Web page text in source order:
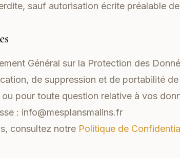
sauf autorisation écrite préalable
Général sur la Protection des
de suppression et de portabilité
pour toute question relative à vos
: info@mesplansmalins.fr
consultez notre Politique de